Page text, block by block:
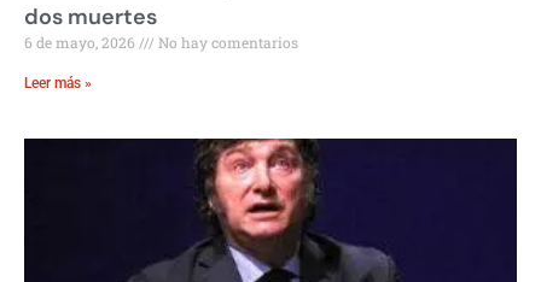
dos muertes
6 de mayo, 2026 No hay comentarios
Leer más »